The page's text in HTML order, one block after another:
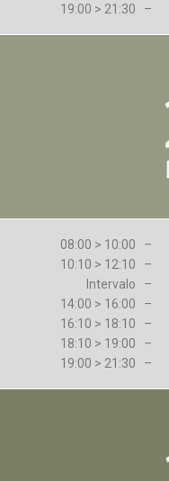
19:00 > 21:30 –
08:00 > 10:00 –
10:10 > 12:10 –
Intervalo –
14:00 > 16:00 –
16:10 > 18:10 –
18:10 > 19:00 –
19:00 > 21:30 –